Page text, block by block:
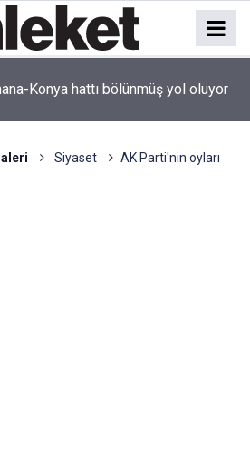
Konya hattı bölünmüş yol oluyor
Siyaset
AK Parti'nin oyları